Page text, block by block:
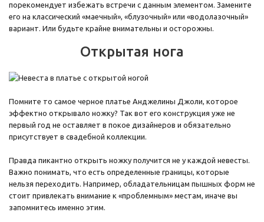
порекомендует избежать встречи с данным элементом. Замените
его на классический «маечный», «блузочный» или «водолазочный»
вариант. Или будьте крайне внимательны и осторожны.
Открытая нога
Помните то самое черное платье Анджелины Джоли, которое
эффектно открывало ножку? Так вот его конструкция уже не
первый год не оставляет в покое дизайнеров и обязательно
присутствует в свадебной коллекции.
Правда пикантно открыть ножку получится не у каждой невесты.
Важно понимать, что есть определенные границы, которые
нельзя переходить. Например, обладательницам пышных форм не
стоит привлекать внимание к «проблемным» местам, иначе вы
запомнитесь именно этим.